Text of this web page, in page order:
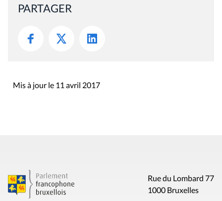
PARTAGER
Mis à jour le 11 avril 2017
Rue du Lombard 77
1000 Bruxelles